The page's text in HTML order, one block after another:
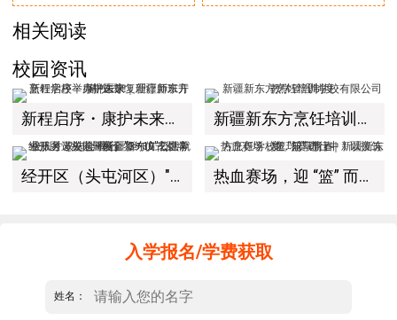
相关阅读
校园资讯
新程启序・康护未来｜新疆新东方烹饪学校举办中医康复理疗师班开幕仪式！ 新疆新东方烹饪培训学校有限公司教学管理制度
经开区（头屯河区）"3+10"公共就业服务进校园暨新疆新东方烹饪学校人才双选会+校企签约仪式圆满举行 热血赛场，迎 “篮” 而上｜新疆新东方烹饪学校篮球赛进行中！以技筑梦，乐享青春
入学报名/学费获取
姓名：